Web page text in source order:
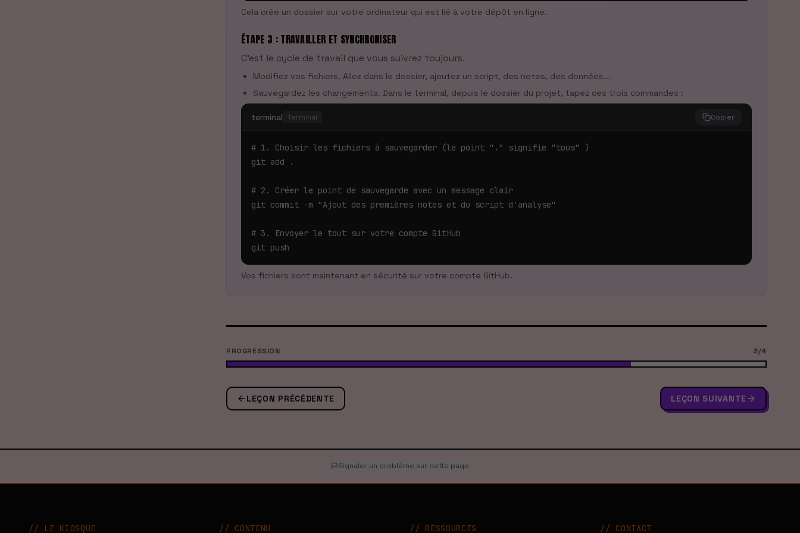
Cela crée un dossier sur votre ordinateur qui est lié à votre dépôt en ligne.
ÉTAPE 3 : TRAVAILLER ET SYNCHRONISER
C'est le cycle de travail que vous suivrez toujours.
Modifiez vos fichiers. Allez dans le dossier, ajoutez un script, des notes, des données...
Sauvegardez les changements. Dans le terminal, depuis le dossier du projet, tapez ces trois commandes :
terminal Terminal Copier
# 1. Choisir les fichiers à sauvegarder (le point "." signifie "tous" )
git add .
# 2. Créer le point de sauvegarde avec un message clair
git commit -m "Ajout des premières notes et du script d'analyse"
# 3. Envoyer le tout sur votre compte GitHub
git push
Vos fichiers sont maintenant en sécurité sur votre compte GitHub.
PROGRESSION 3/4
LEÇON PRÉCÉDENTE LEÇON SUIVANTE
Signaler un problème sur cette page
// LE KIOSQUE // CONTENU // RESSOURCES // CONTACT